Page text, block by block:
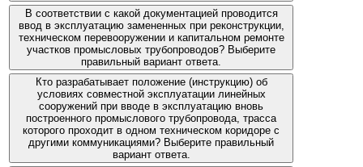
В соответствии с какой документацией проводится
ввод в эксплуатацию замененных при реконструкции,
техническом перевооружении и капитальном ремонте
участков промысловых трубопроводов? Выберите
правильный вариант ответа.
Кто разрабатывает положение (инструкцию) об
условиях совместной эксплуатации линейных
сооружений при вводе в эксплуатацию вновь
построенного промыслового трубопровода, трасса
которого проходит в одном техническом коридоре с
другими коммуникациями? Выберите правильный
вариант ответа.